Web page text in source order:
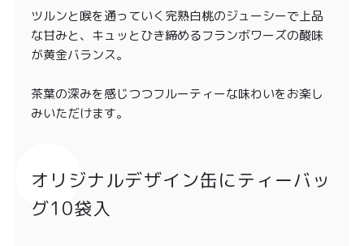
ツルンと喉を通っていく完熟白桃のジューシーで上品
な甘みと、キュッとひき締めるフランボワーズの酸味
が黄金バランス。
茶葉の深みを感じつつフルーティーな味わいをお楽し
みいただけます。
オリジナルデザイン缶にティーバッ
グ10袋入